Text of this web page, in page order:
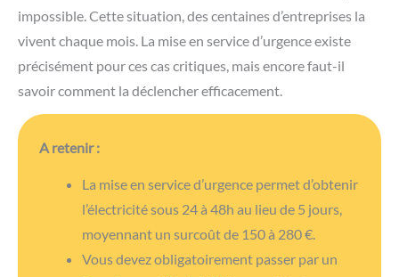
impossible. Cette situation, des centaines d’entreprises la
vivent chaque mois. La mise en service d’urgence existe
précisément pour ces cas critiques, mais encore faut-il
savoir comment la déclencher efficacement.
A retenir :
La mise en service d’urgence permet d’obtenir
l’électricité sous 24 à 48h au lieu de 5 jours,
moyennant un surcoût de 150 à 280 €.
Vous devez obligatoirement passer par un